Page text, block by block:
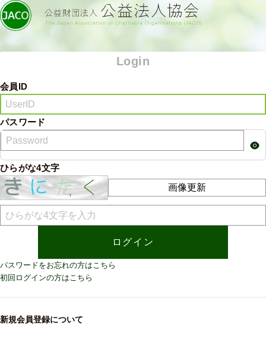
Login
会員ID
パスワード
ひらがな4文字
画像更新
パスワードをお忘れの方はこちら
初回ログインの方はこちら
新規会員登録について